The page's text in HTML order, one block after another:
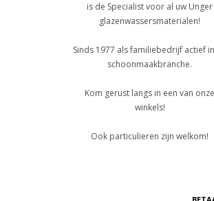
is de Specialist voor al uw Unger
glazenwassersmaterialen!
Sinds 1977 als familiebedrijf actief
schoonmaakbranche.
Kom gerust langs in een van onze
winkels!
Ook particulieren zijn welkom!